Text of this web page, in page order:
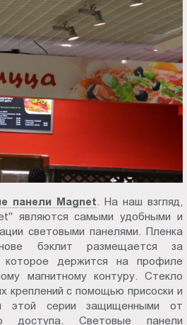
панели Magnet . На наш взгляд,
являются самыми удобными и
световыми панелями. Пленка
бэклит размещается за
которое держится на профиле
магнитному контуру. Стекло
креплений с помощью присоски и
этой серии защищенными от
доступа. Световые панели